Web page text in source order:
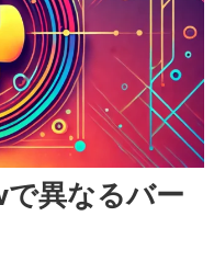
異なるバー